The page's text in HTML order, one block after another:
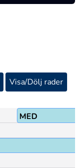
Visa/Dölj rader
MED